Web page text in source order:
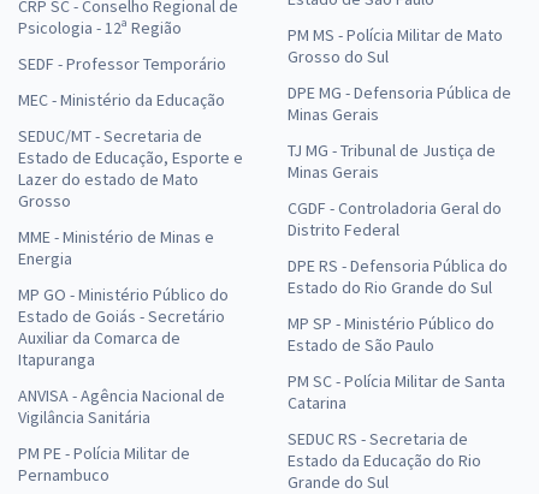
CRP SC - Conselho Regional de
Psicologia - 12ª Região
SEDF - Professor Temporário
MEC - Ministério da Educação
SEDUC/MT - Secretaria de
Estado de Educação, Esporte e
Lazer do estado de Mato
Grosso
MME - Ministério de Minas e
Energia
MP GO - Ministério Público do
Estado de Goiás - Secretário
Auxiliar da Comarca de
Itapuranga
ANVISA - Agência Nacional de
Vigilância Sanitária
PM PE - Polícia Militar de
Pernambuco
PM MS - Polícia Militar de Mato
Grosso do Sul
DPE MG - Defensoria Pública de
Minas Gerais
TJ MG - Tribunal de Justiça de
Minas Gerais
CGDF - Controladoria Geral do
Distrito Federal
DPE RS - Defensoria Pública do
Estado do Rio Grande do Sul
MP SP - Ministério Público do
Estado de São Paulo
PM SC - Polícia Militar de Santa
Catarina
SEDUC RS - Secretaria de
Estado da Educação do Rio
Grande do Sul